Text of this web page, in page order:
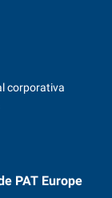
corporativa
PAT Europe